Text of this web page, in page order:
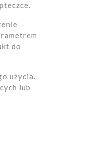
do
użycia.
lub